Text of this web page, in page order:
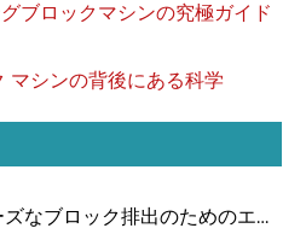
ブロックマシンの究極ガイド
マシンの背後にある科学
なブロック排出のためのエン